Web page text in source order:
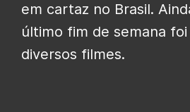
em cartaz no Brasil.
último fim de semana
diversos filmes.